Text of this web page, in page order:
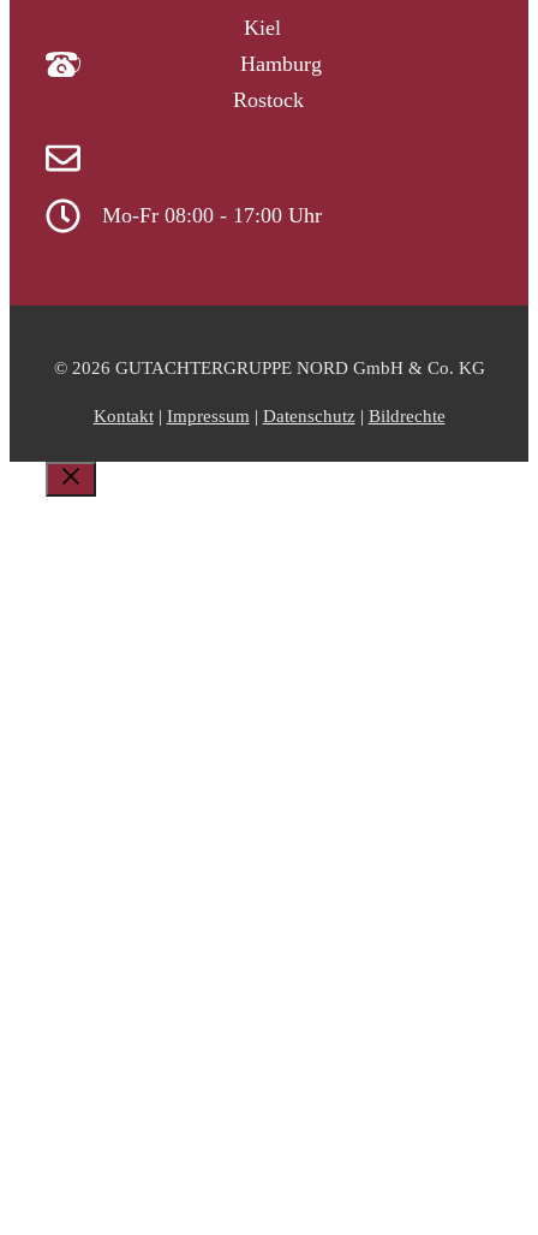
Kiel
Hamburg
Rostock
Mo-Fr 08:00 - 17:00 Uhr
© 2026 GUTACHTERGRUPPE NORD GmbH & Co. KG
Kontakt| Impressum| Datenschutz| Bildrechte
Schließen